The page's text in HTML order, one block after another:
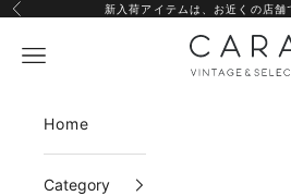
コンテンツへスキップ
前へ 新入荷アイテムは、 お近くの店舗
CARA
メニュー
Home
Category